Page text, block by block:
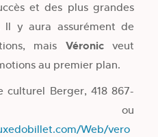
et des plus grandes
Il y aura assurément de
mais Véronicveut
au premier plan.
culturel Berger, 418 867-
ou
Web/vero